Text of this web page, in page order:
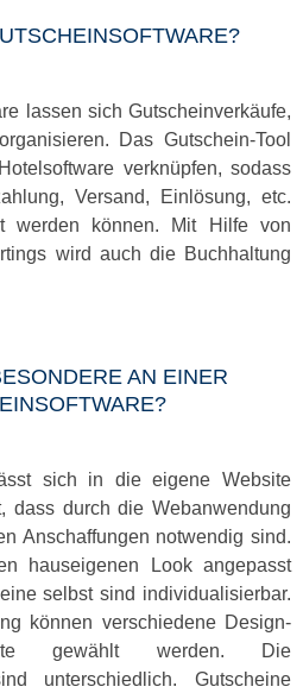
lassen sich Gutscheinverkäufe,
Das Gutschein-Tool
verknüpfen, sodass
Versand, Einlösung, etc.
werden können. Mit Hilfe von
wird auch die Buchhaltung
AN EINER
sich in die eigene Website
dass durch die Webanwendung
Anschaffungen notwendig sind.
hauseigenen Look angepasst
selbst sind individualisierbar.
können verschiedene Design-
gewählt werden. Die
unterschiedlich. Gutscheine